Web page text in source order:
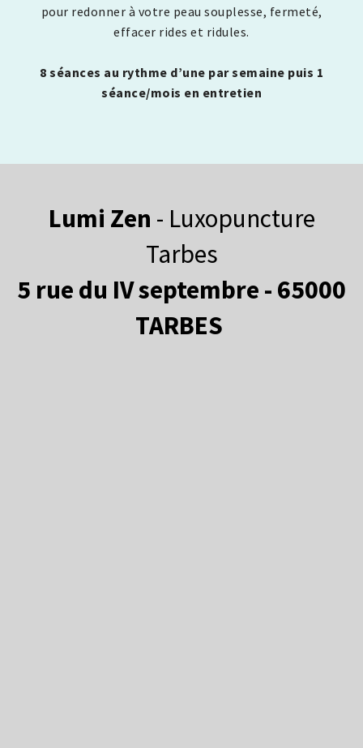
pour redonner à votre peau souplesse, fermeté,
effacer rides et ridules.
8 séances au rythme d’une parsemaine puis 1
séance/mois en entretien
Lumi Zen - Luxopuncture
Tarbes
5 rue du IV septembre - 65000
TARBES